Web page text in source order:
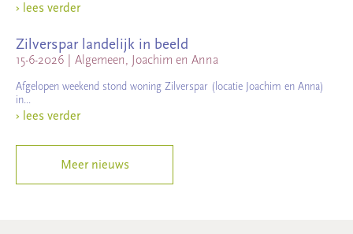
› lees verder
Zilverspar landelijk in beeld
15-6-2026 Algemeen, Joachim en Anna
Afgelopen weekend stond woning Zilverspar (locatie Joachim en Anna)
in...
› lees verder
Meer nieuws